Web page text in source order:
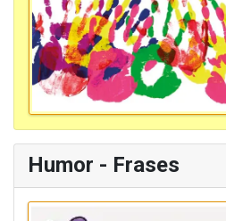
Humor - Frases